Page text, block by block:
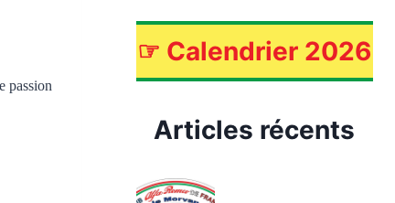
passion
☞ Calendrier 2026
Articles récents